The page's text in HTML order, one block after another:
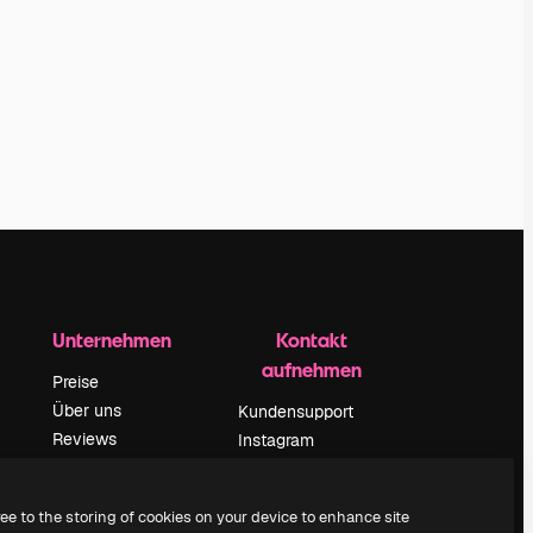
Unternehmen
Preise
Über uns
Reviews
Blog
Kontakt
aufnehmen
Kundensupport
Instagram
TikTok
to the storing of cookies on your device to enhance site